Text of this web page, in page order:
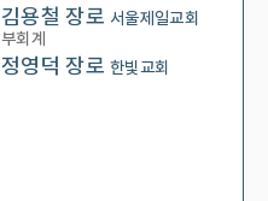
김용철 장로 서울제일교회
부회계
정영덕 장로 한빛교회